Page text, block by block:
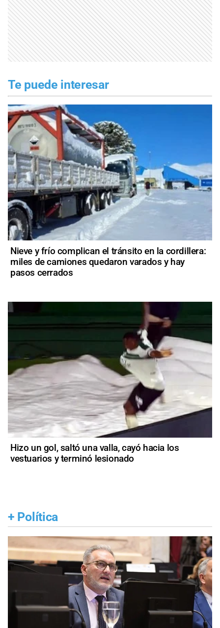
Te puede interesar
Nieve y frío complican el tránsito en la cordillera:
miles de camiones quedaron varados y hay
pasos cerrados
Hizo un gol, saltó una valla, cayó hacia los
vestuarios y terminó lesionado
+ Política